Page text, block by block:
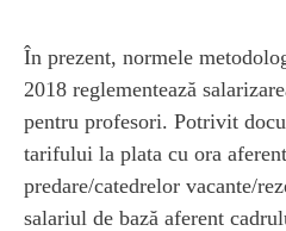
În prezent, normele
2018 reglementează
pentru profesori. Potrivit
tarifului la plata cu ora
predare/catedrelor vacante/
salariul de bază aferent